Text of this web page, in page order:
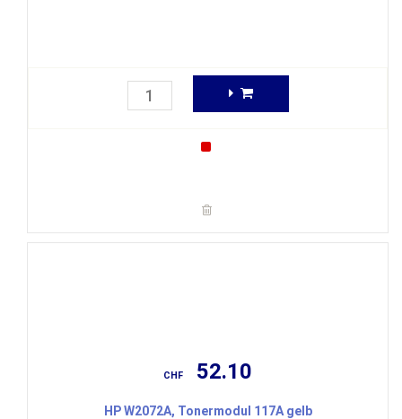
CHF 52.10
HP W2072A, Tonermodul 117A gelb